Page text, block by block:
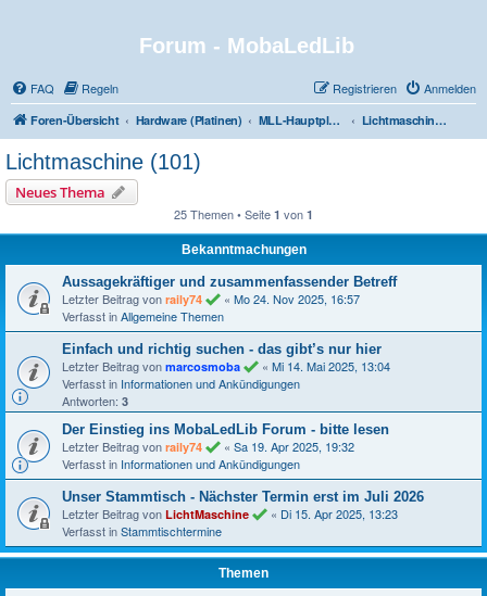
Forum - MobaLedLib
FAQ Regeln Anmelden
Registrieren
Foren-Übersicht Hardware (Platinen) MLL-Hauptplatinen - Die Zentralen für die Ansteuerung der MobaLedLib Lichtmaschine (101)
Lichtmaschine (101)
Neues Thema
25 Themen • Seite 1 von 1
Bekanntmachungen
Aussagekräftiger und zusammenfassender Betreff
Letzter Beitrag von raily74 « Mo 24. Nov 2025, 16:57
Verfasst inAllgemeine Themen
Einfach und richtig suchen - das gibt’s nur hier
Letzter Beitrag von marcosmoba « Mi 14. Mai 2025, 13:04
Verfasst in Informationen und Ankündigungen
Antworten: 3
Der Einstieg ins MobaLedLib Forum - bitte lesen
Letzter Beitrag von raily74 « Sa 19. Apr 2025, 19:32
Verfasst in Informationen und Ankündigungen
Unser Stammtisch - Nächster Termin erst im Juli 2026
Letzter Beitrag von LichtMaschine « Di 15. Apr 2025, 13:23
Verfasst inStammtischtermine
Themen